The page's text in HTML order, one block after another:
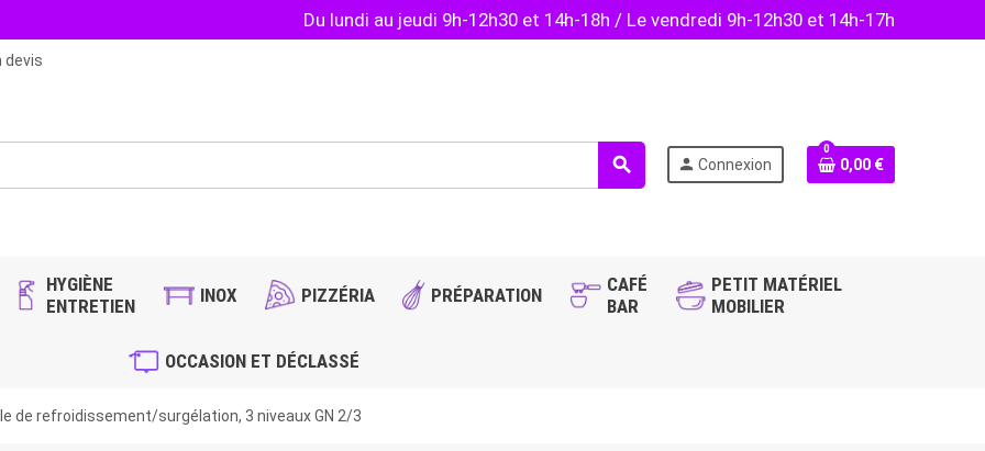
Du lundi au jeudi 9h-12h30 et 14h-18h / Le vendredi 9h-12h30 et 14h-17h
devis
search person Connexion
0
0,00 €
HYGIÈNE
ENTRETIEN
INOX PIZZÉRIA PRÉPARATION
CAFÉ
BAR
PETIT MATÉRIEL
MOBILIER
OCCASION ET DÉCLASSÉ
de refroidissement/surgélation, 3 niveaux GN 2/3